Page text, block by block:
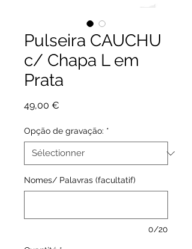
Pulseira CAUCHU
c/ Chapa L em
Prata
49,00 €
Opção de gravação: *
Nomes/ Palavras (facultatif)
0/20